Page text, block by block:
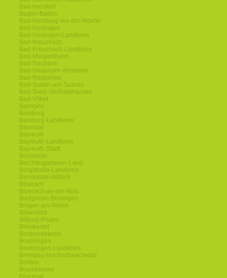
Bad-Hersfeld
Baden-Baden
Bad-Homburg-vor-der-Hoehe
Bad-Kissingen
Bad-Kissingen-Landkreis
Bad-Kreuznach
Bad-Kreuznach-Landkreis
Bad-Mergentheim
Bad-Nauheim
Bad-Neuenahr-Ahrweiler
Bad-Rappenau
Bad-Soden-am-Taunus
Bad-Toelz-Wolfratshausen
Bad-Vilbel
Balingen
Bamberg
Bamberg-Landkreis
Baunatal
Bayreuth
Bayreuth-Landkreis
Bayreuth-Stadt
Bensheim
Berchtesgadener-Land
Bergstraße-Landkreis
Bernkastel-Wittlich
Biberach
Biberach-an-der-Riss
Bietigheim-Bissingen
Bingen-am-Rhein
Birkenfeld
Bitburg-Pruem
Blieskastel
Bodenseekreis
Boeblingen
Boeblingen-Landkreis
Breisgau-Hochschwarzwald
Bretten
Bruchkoebel
Bruchsal